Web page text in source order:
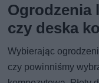
Ogrodzenia
czy deska
Wybierając
czy powinniśmy